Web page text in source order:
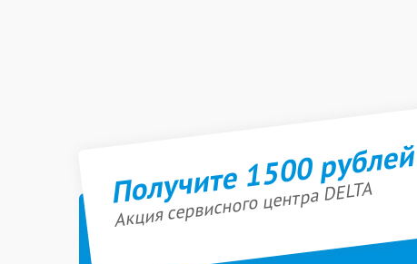
Получите 1500
Акция сервисного центра DELTA